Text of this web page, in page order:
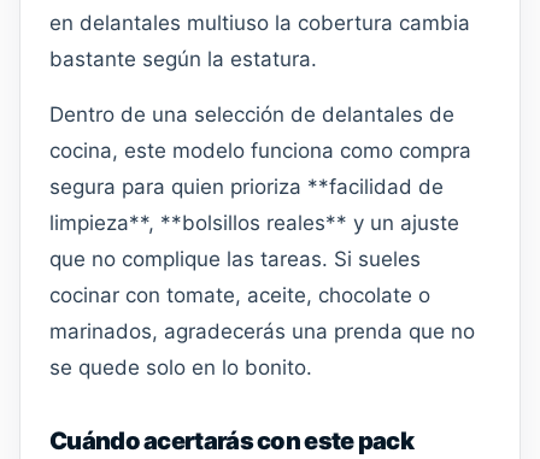
en delantales multiuso la cobertura cambia
bastante según la estatura.
Dentro de una selección de delantales de
cocina, este modelo funciona como compra
segura para quien prioriza **facilidad de
limpieza**, **bolsillos reales** y un ajuste
que no complique las tareas. Si sueles
cocinar con tomate, aceite, chocolate o
marinados, agradecerás una prenda que no
se quede solo en lo bonito.
Cuándo acertarás con este pack